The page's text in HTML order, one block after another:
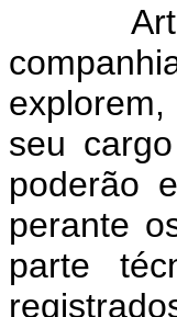
seu
poderão
perante
parte